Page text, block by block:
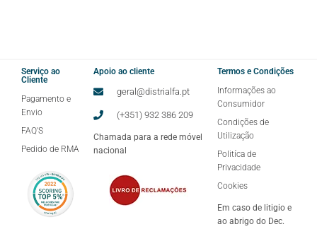
Serviço ao
Cliente
Pagamento e
Envio
FAQ'S
Pedido de RMA
Apoio ao cliente
geral@distrialfa.pt
(+351) 932 386 209
Chamada para a rede móvel
nacional
Termos e Condições
Informações ao
Consumidor
Condições de
Utilização
Politíca de
Privacidade
Cookies
Em caso de litigio e
ao abrigo do Dec.